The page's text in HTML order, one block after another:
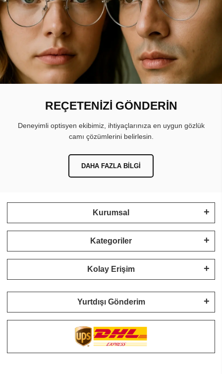
REÇETENİZİ GÖNDERİN
Deneyimli optisyen ekibimiz, ihtiyaçlarınıza en uygun gözlük
camı çözümlerini belirlesin.
DAHA FAZLA BILGI
Kurumsal
Kategoriler
Kolay Erişim
Yurtdışı Gönderim